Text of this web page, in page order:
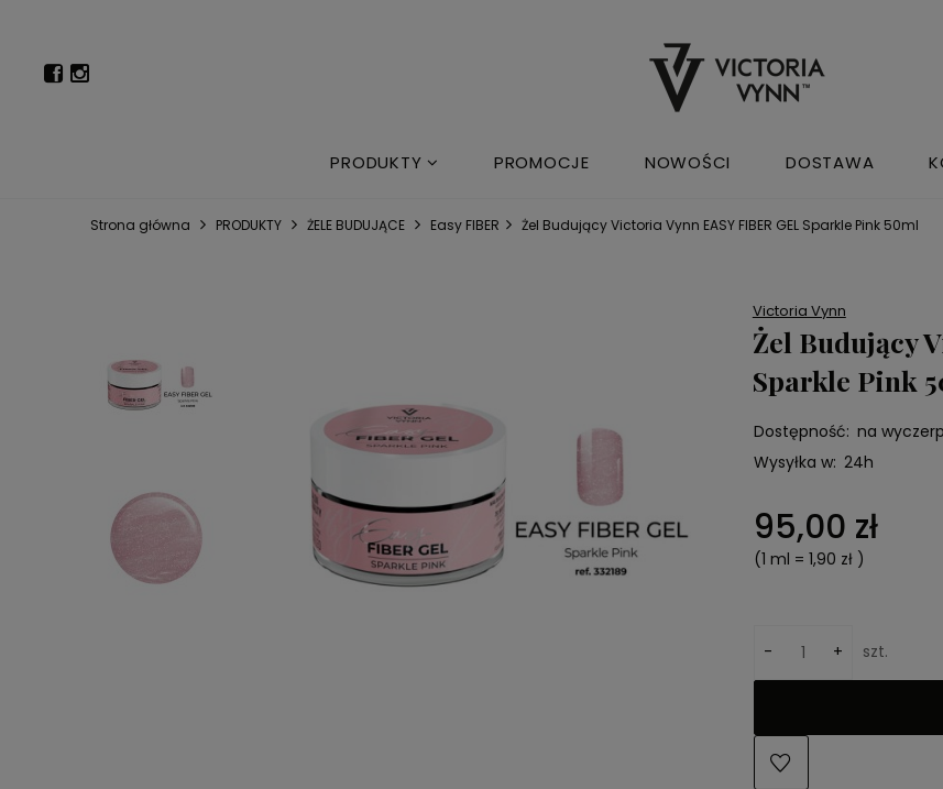
PRODUKTY PROMOCJE NOWOŚCI DOSTAWA
Strona główna PRODUKTY ŻELE BUDUJĄCE Easy FIBER Żel Budujący Victoria Vynn EASY FIBER GEL Sparkle Pink 50ml
Victoria Vynn
Żel Budujący
Sparkle Pink
Dostępność: na
Wysyłka w: 24h
95,00 zł
(1 ml = 1,90 zł )
- + szt.